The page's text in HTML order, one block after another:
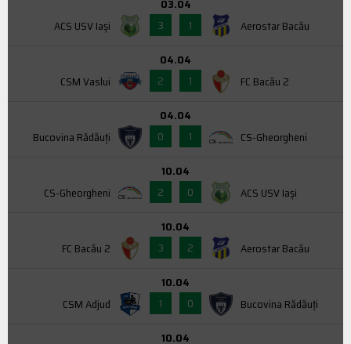
ACS USV Iaşi
03.04
3
1 Aerostar Bacău
CSM Vaslui
04.04
2
1 FC Bacău 2
Bucovina Rădăuți
04.04
0
1 CS-Gheorgheni
CS-Gheorgheni
10.04
2
0 ACS USV Iaşi
FC Bacău 2
10.04
3
2 Aerostar Bacău
CSM Adjud
10.04
1
0 Bucovina Rădăuți
10.04